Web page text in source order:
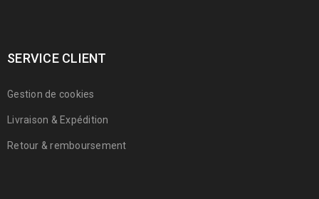
SERVICE CLIENT
Gestion de cookies
Livraison & Expédition
Retour & remboursement